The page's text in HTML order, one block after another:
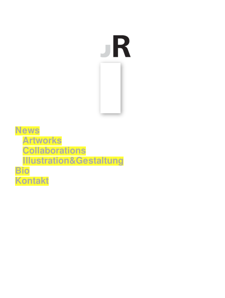
News
Artworks
Collaborations
Illustration&Gestaltung
Bio
Kontakt